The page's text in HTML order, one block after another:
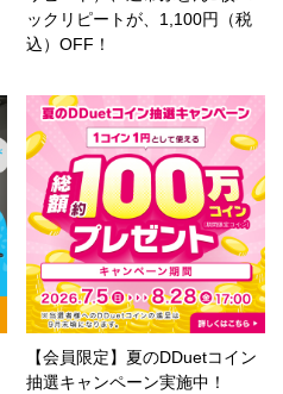
ックリピートが、1,100円（税
込）OFF！
【会員限定】夏のDDuetコイン
抽選キャンペーン実施中！